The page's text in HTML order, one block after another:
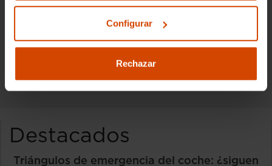
Configurar
Rechazar
Síguenos en nuestras redes sociales para
estar informado de todo el mundo del
motor.
Destacados
Triángulos de emergencia del coche: ¿siguen